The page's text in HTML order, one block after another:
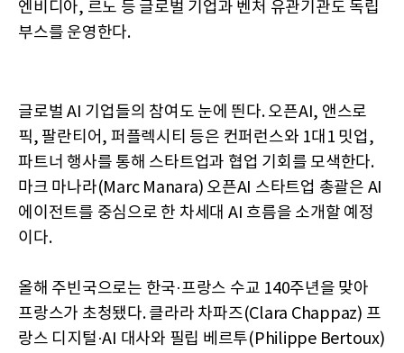
엔비디아, 르노 등 글로벌 기업과 벤처 유관기관도 독립
부스를 운영한다.
글로벌 AI 기업들의 참여도 눈에 띈다. 오픈AI, 앤스로
픽, 팔란티어, 퍼플렉시티 등은 컨퍼런스와 1대1 밋업,
파트너 행사를 통해 스타트업과 협업 기회를 모색한다.
마크 마나라(Marc Manara) 오픈AI 스타트업 총괄은 AI
에이전트를 중심으로 한 차세대 AI 흐름을 소개할 예정
이다.
올해 주빈국으로는 한국·프랑스 수교 140주년을 맞아
프랑스가 초청됐다. 클라라 차파즈(Clara Chappaz) 프
랑스 디지털·AI 대사와 필립 베르투(Philippe Bertoux)